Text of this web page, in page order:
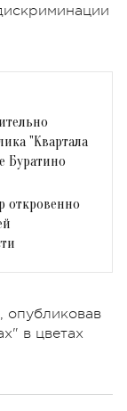
"Квартала
Буратино
откровенно
опубликовав
в цветах